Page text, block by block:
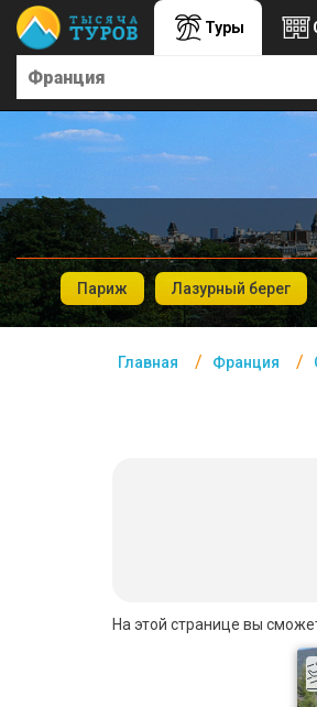
Туры
Париж Лазурный берег
Главная Франция
На этой странице вы
Главная
Офис г. Москва
Подборки отелей
Турция
Таиланд